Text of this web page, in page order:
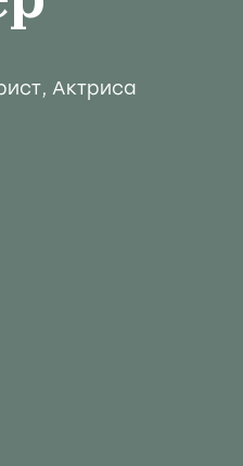
, Актриса